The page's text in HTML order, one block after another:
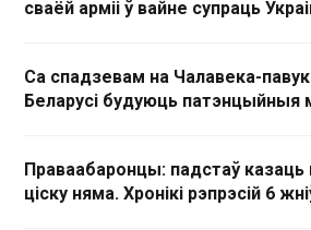
сваёй арміі ў вайне супраць
Са спадзевам на Чалавека-
Беларусі будуюць патэнцыйныя
Праваабаронцы: падстаў
ціску няма. Хронікі рэпрэсій 6